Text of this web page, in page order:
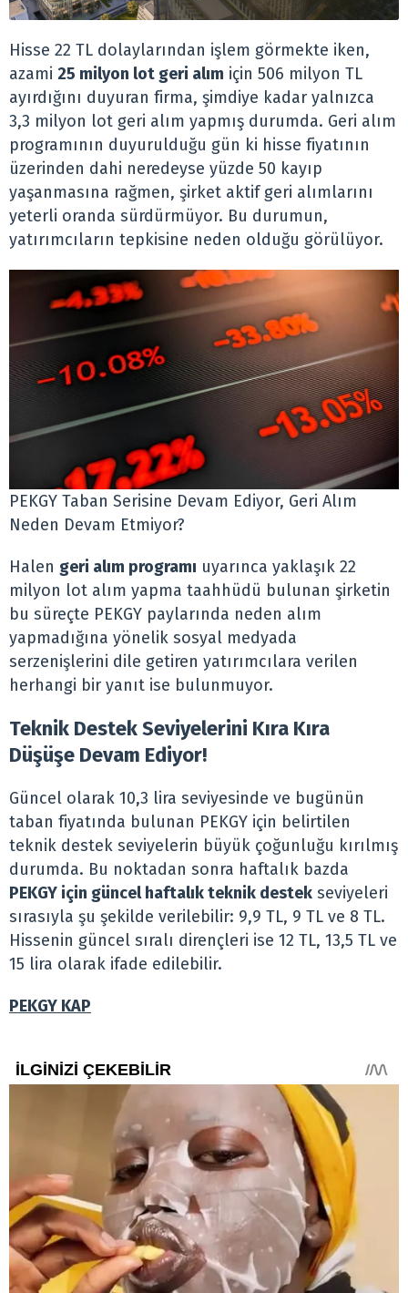
Hisse 22 TL dolaylarından işlem görmekte iken,
azami 25 milyon lot geri alım için 506 milyon TL
ayırdığını duyuran firma, şimdiye kadar yalnızca
3,3 milyon lot geri alım yapmış durumda. Geri alım
programının duyurulduğu gün ki hisse fiyatının
üzerinden dahi neredeyse yüzde 50 kayıp
yaşanmasına rağmen, şirket aktif geri alımlarını
yeterli oranda sürdürmüyor. Bu durumun,
yatırımcıların tepkisine neden olduğu görülüyor.
PEKGY Taban Serisine Devam Ediyor, Geri Alım
Neden Devam Etmiyor?
Halen geri alım programı uyarınca yaklaşık 22
milyon lot alım yapma taahhüdü bulunan şirketin
bu süreçte PEKGY paylarında neden alım
yapmadığına yönelik sosyal medyada
serzenişlerini dile getiren yatırımcılara verilen
herhangi bir yanıt ise bulunmuyor.
Teknik Destek Seviyelerini Kıra Kıra
Düşüşe Devam Ediyor!
Güncel olarak 10,3 lira seviyesinde ve bugünün
taban fiyatında bulunan PEKGY için belirtilen
teknik destek seviyelerin büyük çoğunluğu kırılmış
durumda. Bu noktadan sonra haftalık bazda
PEKGY için güncel haftalık teknik destek seviyeleri
sırasıyla şu şekilde verilebilir: 9,9 TL, 9 TL ve 8 TL.
Hissenin güncel sıralı dirençleri ise 12 TL, 13,5 TL ve
15 lira olarak ifade edilebilir.
PEKGY KAP